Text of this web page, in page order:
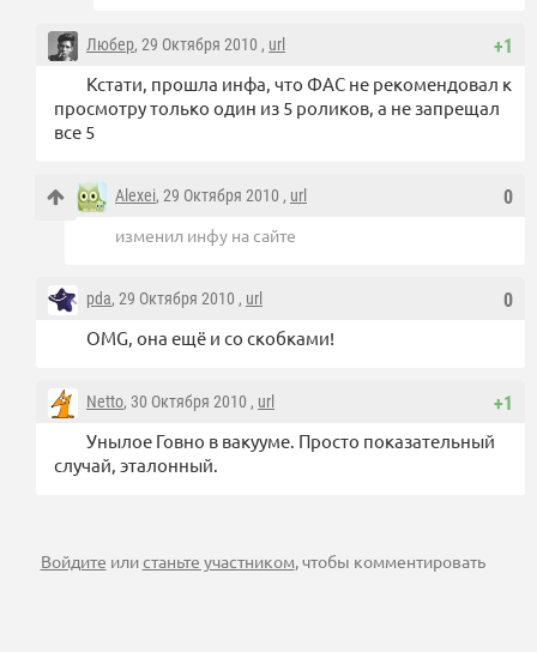
+1
Любер, 29 Октября 2010 , url
Кстати, прошла инфа, что ФАС не рекомендовал к
просмотру только один из 5 роликов, а не запрещал
все 5
0
Alexei, 29 Октября 2010 , url
изменил инфу на сайте
0
pda, 29 Октября 2010 , url
OMG, она ещё и со скобками!
+1
Netto, 30 Октября 2010 , url
Унылое Говно в вакууме. Просто показательный
случай, эталонный.
Войдите илистаньте участником, чтобы комментировать